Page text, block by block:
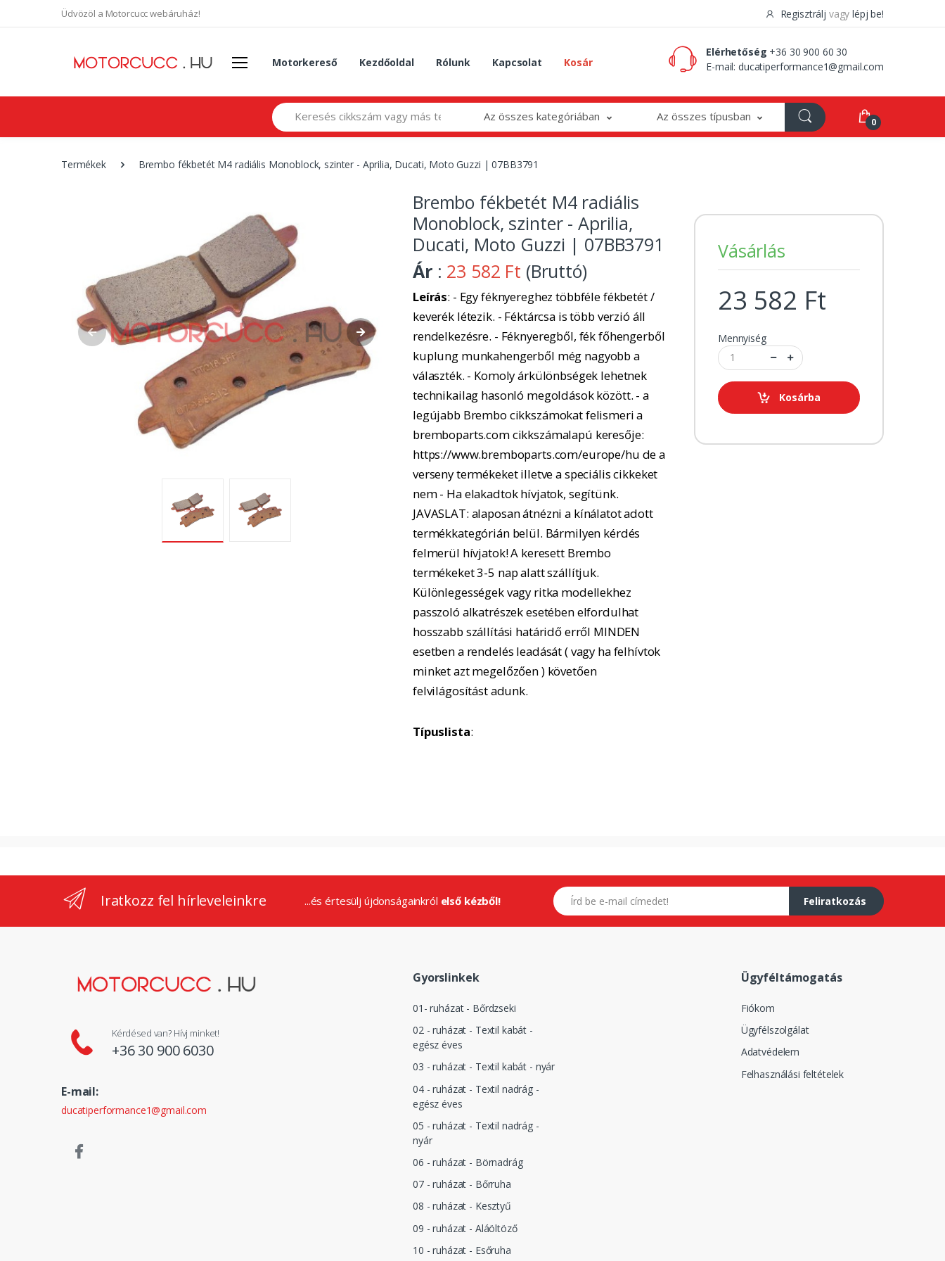
Üdvözöl a Motorcucc webáruház! Regisztrálj vagy lépj be!
Motorkereső Kezdőoldal Rólunk Kapcsolat Kosár
Elérhetőség +36 30 900 60 30
E-mail:ducatiperformance1@gmail.com
Search Az összes kategóriában Az összes típusban 0
Termékek Brembo fékbetét M4 radiális Monoblock, szinter - Aprilia, Ducati, Moto Guzzi | 07BB3791
Brembo fékbetét M4 radiális
Monoblock, szinter - Aprilia,
Ducati, Moto Guzzi | 07BB3791
Ár : 23 582 Ft (Bruttó)
Leírás: - Egy féknyereghez többféle fékbetét /
keverék létezik. - Féktárcsa is több verzió áll
rendelkezésre. - Féknyeregből, fék főhengerből
kuplung munkahengerből még nagyobb a
választék. - Komoly árkülönbségek lehetnek
technikailag hasonló megoldások között. - a
legújabb Brembo cikkszámokat felismeri a
bremboparts.com cikkszámalapú keresője:
https://www.bremboparts.com/europe/hu de a
verseny termékeket illetve a speciális cikkeket
nem - Ha elakadtok hívjatok, segítünk.
JAVASLAT: alaposan átnézni a kínálatot adott
termékkategórián belül. Bármilyen kérdés
felmerül hívjatok! A keresett Brembo
termékeket 3-5 nap alatt szállítjuk.
Különlegességek vagy ritka modellekhez
passzoló alkatrészek esetében elfordulhat
hosszabb szállítási határidő erről MINDEN
esetben a rendelés leadását ( vagy ha felhívtok
minket azt megelőzően ) követően
felvilágosítást adunk.
Típuslista:
Vásárlás
23 582 Ft
Mennyiség
Kosárba
Iratkozz fel hírleveleinkre ...és értesülj újdonságainkról első kézből!
E-mail címed
Feliratkozás
Kérdésed van? Hívj minket!
+36 30 900 6030
E-mail:
ducatiperformance1@gmail.com
Gyorslinkek
01- ruházat - Bőrdzseki
02 - ruházat - Textil kabát -
egész éves
03 - ruházat - Textil kabát - nyár
04 - ruházat - Textil nadrág -
egész éves
05 - ruházat - Textil nadrág -
nyár
06 - ruházat - Börnadrág
07 - ruházat - Bőrruha
08 - ruházat - Kesztyű
09 - ruházat - Aláöltöző
10 - ruházat - Esőruha
Ügyféltámogatás
Fiókom
Ügyfélszolgálat
Adatvédelem
Felhasználási feltételek